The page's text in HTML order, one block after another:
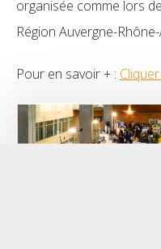
organisée comme lors
Région Auvergne-
Pour en savoir + :